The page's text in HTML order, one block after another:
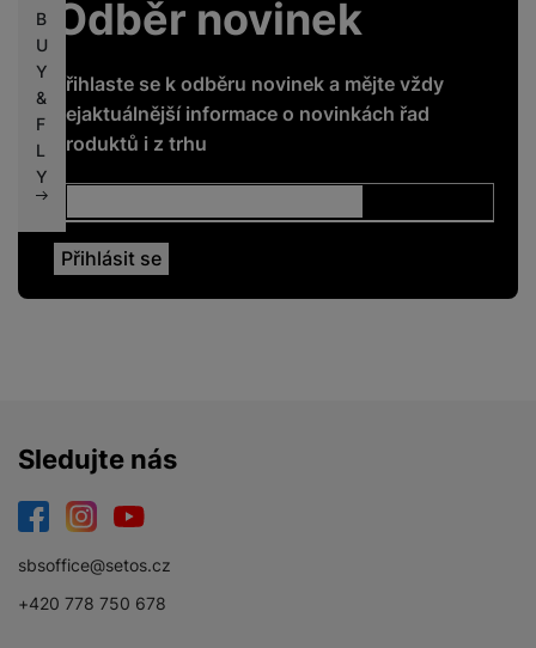
B
U
Y
&
F
L
Y
Odběr novinek
Přihlaste se k odběru novinek a mějte vždy
nejaktuálnější informace o novinkách řad
produktů i z trhu
Sledujte nás
sbsoffice@setos.cz
+420 778 750 678